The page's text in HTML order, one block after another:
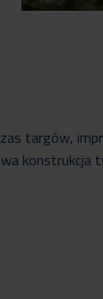
targów,